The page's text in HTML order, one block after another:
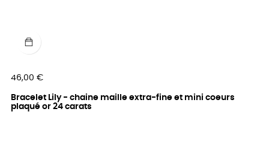
Prix
46,00 €
Bracelet Lily - chaine maille extra-fine et mini coeurs
plaqué or 24 carats